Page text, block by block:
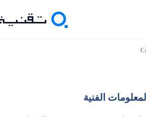
المعلومات الفنية